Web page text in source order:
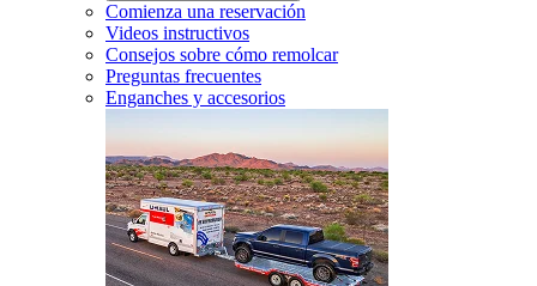
Comienza una reservación
Videos instructivos
Consejos sobre cómo remolcar
Preguntas frecuentes
Enganches y accesorios